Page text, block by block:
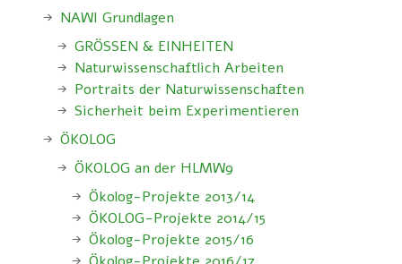
NAWI Grundlagen
GRÖSSEN & EINHEITEN
Naturwissenschaftlich Arbeiten
Portraits der Naturwissenschaften
Sicherheit beim Experimentieren
ÖKOLOG
ÖKOLOG an der HLMW9
Ökolog-Projekte 2013/14
ÖKOLOG-Projekte 2014/15
Ökolog-Projekte 2015/16